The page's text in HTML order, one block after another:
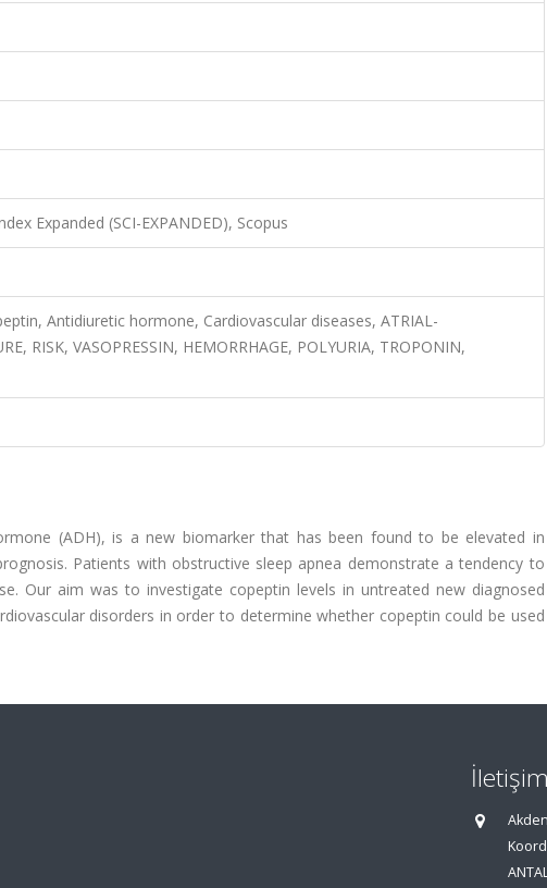
Expanded (SCI-EXPANDED), Scopus
Antidiuretic hormone, Cardiovascular diseases, ATRIAL-
RISK, VASOPRESSIN, HEMORRHAGE, POLYURIA, TROPONIN,
(ADH), is a new biomarker that has been found to be elevated in
Patients with obstructive sleep apnea demonstrate a tendency to
Our aim was to investigate copeptin levels in untreated new diagnosed
disorders in order to determine whether copeptin could be used